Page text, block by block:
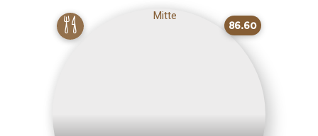
86.60